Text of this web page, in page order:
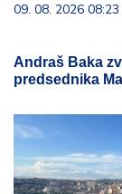
09. 08. 2026 08:23
Andraš Baka
predsednika